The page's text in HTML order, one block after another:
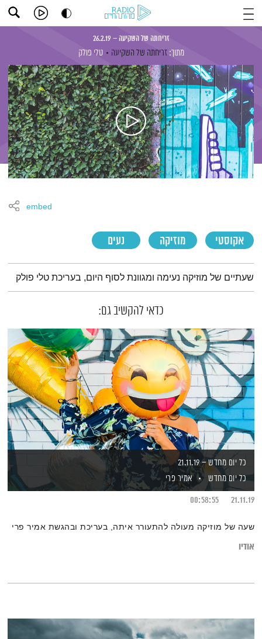
זריחתה של השקיעה – 26.2.19
מתוך: זריחתה של השקיעה טלי פולק
אקוסטי מוזיקה נעים
embed
תמצית הפודקאסט
שעתיים של מוזיקה נעימה ומגוונת לסוף היום, בעריכת טלי פולק
כדאי להקשיב גם:
כל יום מחדש – 21.11.19
כל יום מחדש
אמיר פרי
21.11.19
00:58:55
שעה של מוזיקה מעולה להתעורר איתה, בעריכת ובהגשת אמיר פרי
אודיו